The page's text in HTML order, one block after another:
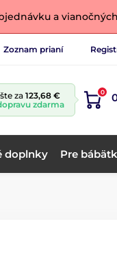
a
Zoznam prianí
za 123,68 €
zdarma
0
doplnky Pre